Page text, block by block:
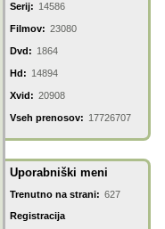
Serij: 14586
Filmov: 23080
Dvd: 1864
Hd: 14894
Xvid: 20908
Vseh prenosov: 17726707
Uporabniški meni
Trenutno na strani: 627
Registracija